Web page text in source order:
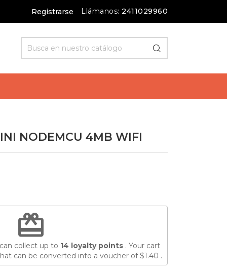
Registrarse Llámanos: 2411029960
NODEMCU 4MB WIFI
redeem
collect up to 14 loyalty points . Your cart
can be converted into a voucher of$1.40 .